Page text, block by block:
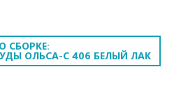
СБОРКЕ:
ОЛЬСА-С 406 БЕЛЫЙ ЛАК